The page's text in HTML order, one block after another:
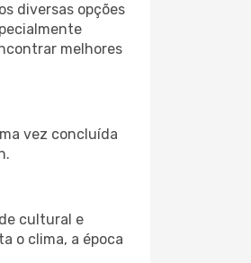
diversas opções
melhores
vez concluída
cultural e
o clima, a época